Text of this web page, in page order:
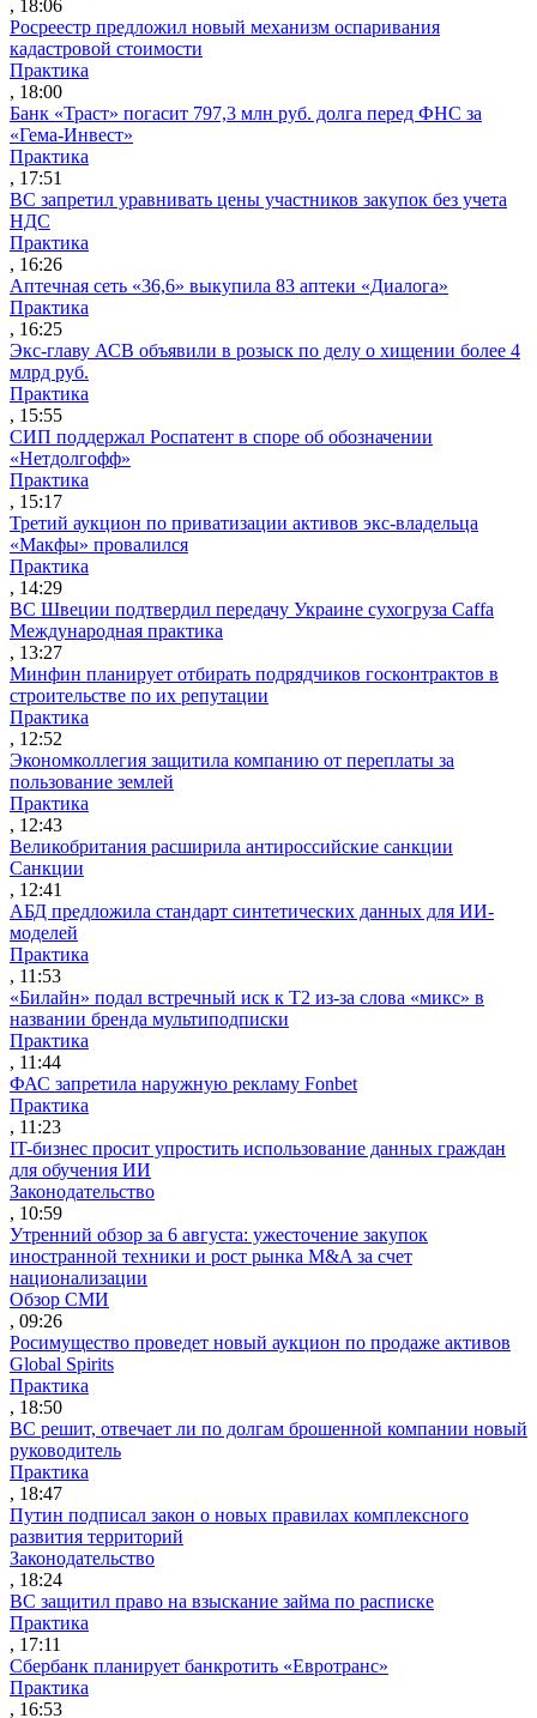
, 18:06
Росреестр предложил новый механизм оспаривания
кадастровой стоимости
Практика
, 18:00
Банк «Траст» погасит 797,3 млн руб. долга перед ФНС за
«Гема-Инвест»
Практика
, 17:51
ВС запретил уравнивать цены участников закупок без учета
НДС
Практика
, 16:26
Аптечная сеть «36,6» выкупила 83 аптеки «Диалога»
Практика
, 16:25
Экс-главу АСВ объявили в розыск по делу о хищении более 4
млрд руб.
Практика
, 15:55
СИП поддержал Роспатент в споре об обозначении
«Нетдолгофф»
Практика
, 15:17
Третий аукцион по приватизации активов экс-владельца
«Макфы» провалился
Практика
, 14:29
ВС Швеции подтвердил передачу Украине сухогруза Caffa
Международная практика
, 13:27
Минфин планирует отбирать подрядчиков госконтрактов в
строительстве по их репутации
Практика
, 12:52
Экономколлегия защитила компанию от переплаты за
пользование землей
Практика
, 12:43
Великобритания расширила антироссийские санкции
Санкции
, 12:41
АБД предложила стандарт синтетических данных для ИИ-
моделей
Практика
, 11:53
«Билайн» подал встречный иск к Т2 из-за слова «микс» в
названии бренда мультиподписки
Практика
, 11:44
ФАС запретила наружную рекламу Fonbet
Практика
, 11:23
IT-бизнес просит упростить использование данных граждан
для обучения ИИ
Законодательство
, 10:59
Утренний обзор за 6 августа: ужесточение закупок
иностранной техники и рост рынка M&A за счет
национализации
Обзор СМИ
, 09:26
Росимущество проведет новый аукцион по продаже активов
Global Spirits
Практика
, 18:50
ВС решит, отвечает ли по долгам брошенной компании новый
руководитель
Практика
, 18:47
Путин подписал закон о новых правилах комплексного
развития территорий
Законодательство
, 18:24
ВС защитил право на взыскание займа по расписке
Практика
, 17:11
Сбербанк планирует банкротить «Евротранс»
Практика
, 16:53